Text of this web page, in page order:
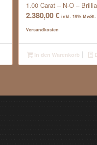
1.00 Carat – N-O –
2.380,00€ inkl. 19%
Versandkosten
In den Warenkorb